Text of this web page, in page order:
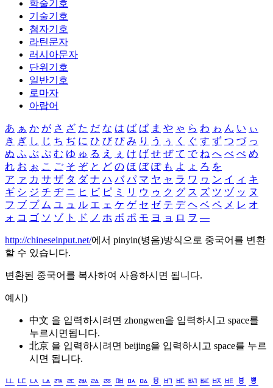
학술기호
기술기호
첨자기호
라틴문자
러시아문자
단위기호
일반기호
로마자
아랍어
あ ぁ か が さ ざ た だ な は ば ぱ ま や ゃ ら わ ゎ ん い ぃ
き ぎ し じ ち ぢ に ひ び ぴ み り う ぅ く ぐ す ず つ づ っ
ぬ ふ ぶ ぷ む ゆ ゅ る え ぇ け げ せ ぜ て で ね へ べ ぺ め
れ お ぉ こ ご そ ぞ と ど の ほ ぼ ぽ も よ ょ ろ を
ア ァ カ サ ザ タ ダ ナ ハ バ パ マ ヤ ャ ラ ワ ヮ ン イ ィ キ
ギ シ ジ チ ヂ ニ ヒ ビ ピ ミ リ ウ ゥ ク グ ス ズ ツ ヅ ッ ヌ
フ ブ プ ム ユ ュ ル エ ェ ケ ゲ セ ゼ テ デ ヘ ベ ペ メ レ オ
ォ コ ゴ ソ ゾ ト ド ノ ホ ボ ポ モ ヨ ョ ロ ヲ ―
http://chineseinput.net/에서 pinyin(병음)방식으로 중국어를 변환
할 수 있습니다.
변환된 중국어를 복사하여 사용하시면 됩니다.
예시)
中文 을 입력하시려면 zhongwen을 입력하시고 space를
누르시면됩니다.
北京 을 입력하시려면 beijing을 입력하시고 space를 누르
시면 됩니다.
ㅥ ㅦ ㅧ ㅨ ㅩ ㅪ ㅫ ㅬ ㅭ ㅮ ㅯ ㅰ ㅱ ㅲ ㅳ ㅴ ㅵ ㅶ ㅷ ㅸ
ㅹ